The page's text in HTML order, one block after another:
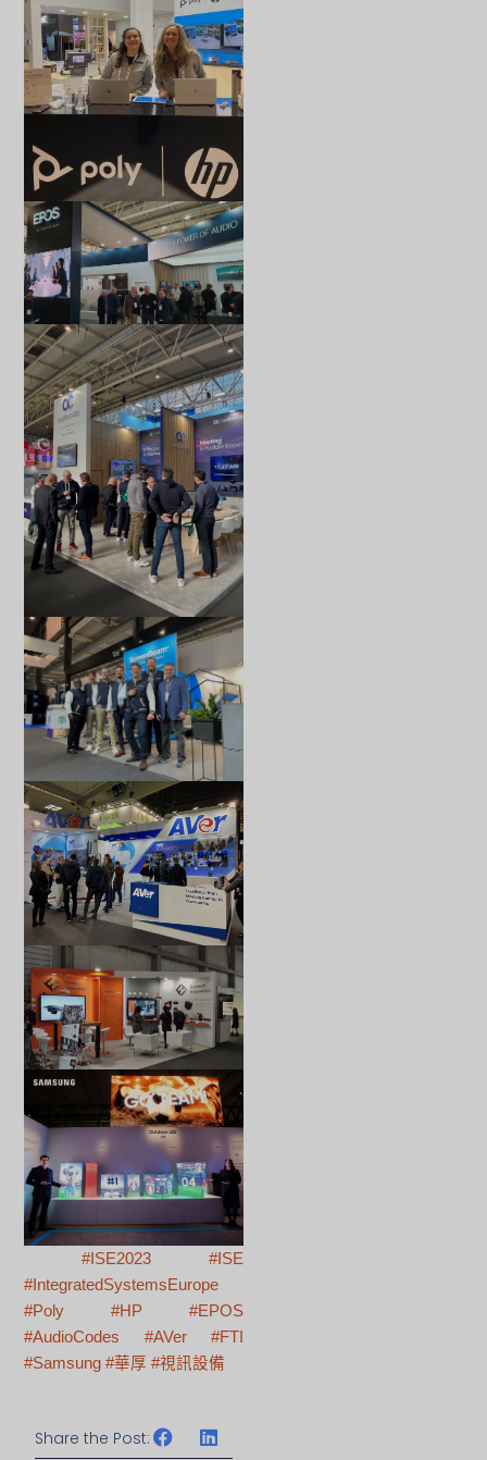
#ISE2023
#ISE
#IntegratedSystemsEurope
#Poly
#HP
#EPOS
#AudioCodes
#AVer
#FTI
#Samsung #華厚 #視訊設備
Share the Post: